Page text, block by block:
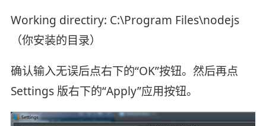
Working directiry: C:\Program Files\nodejs
（你安装的目录）
确认输入无误后点右下的“OK”按钮。然后再点
Settings 版右下的“Apply”应用按钮。